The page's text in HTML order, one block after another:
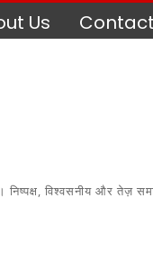
Us Contact
निष्पक्ष, विश्वसनीय और तेज़